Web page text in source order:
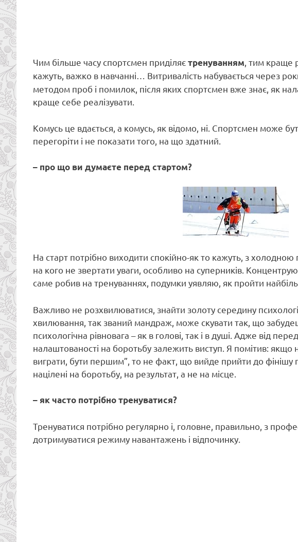
Чим більше часу спортсмен приділяєтренуванням, тим краще
кажуть, важко в навчанні… Витривалість набувається через
методом проб і помилок, після яких спортсмен вже знає, як
краще себе реалізувати.
Комусь це вдається, а комусь, як відомо, ні. Спортсмен може
перегоріти і не показати того, на що здатний.
– про що ви думаєте перед стартом?
На старт потрібно виходити спокійно-як то кажуть, з
на кого не звертати уваги, особливо на суперників.
саме робив на тренуваннях, подумки уявляю, як пройти
Важливо не розхвилюватися, знайти золоту середину
хвилювання, так званий мандраж, може скувати так, що
психологічна рівновага – як в голові, так і в душі. Адже від
налаштованості на боротьбу залежить виступ. Я помітив: якщо
виграти, бути першим”, то не факт, що вийде прийти до
націлені на боротьбу, на результат, а не на місце.
– як часто потрібно тренуватися?
Тренуватися потрібно регулярно і, головне, правильно, з
дотримуватися режиму навантажень і відпочинку.